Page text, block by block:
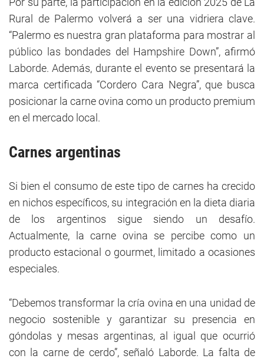
Rural de Palermo volverá a ser una vidriera clave.
“Palermo es nuestra gran plataforma para mostrar al
público las bondades del Hampshire Down”, afirmó
Laborde. Además, durante el evento se presentará la
marca certificada “Cordero Cara Negra”, que busca
posicionar la carne ovina como un producto premium
en el mercado local.
Carnes argentinas
Si bien el consumo de este tipo de carnes ha crecido
en nichos específicos, su integración en la dieta diaria
de los argentinos sigue siendo un desafío.
Actualmente, la carne ovina se percibe como un
producto estacional o gourmet, limitado a ocasiones
especiales.
“Debemos transformar la cría ovina en una unidad de
negocio sostenible y garantizar su presencia en
góndolas y mesas argentinas, al igual que ocurrió
con la carne de cerdo”, señaló Laborde. La falta de